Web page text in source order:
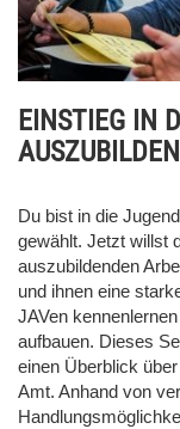
EINSTIEG IN
Du bist in die
gewählt. Jetzt willst
auszubildenden
und ihnen eine
JAVen
aufbauen. Dieses
einen Überblick
Amt. Anhand von